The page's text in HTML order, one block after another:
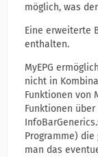
möglich, was
Eine erweiterte
enthalten.
MyEPG
nicht in
Funktionen von
Funktionen
Programme)
man das